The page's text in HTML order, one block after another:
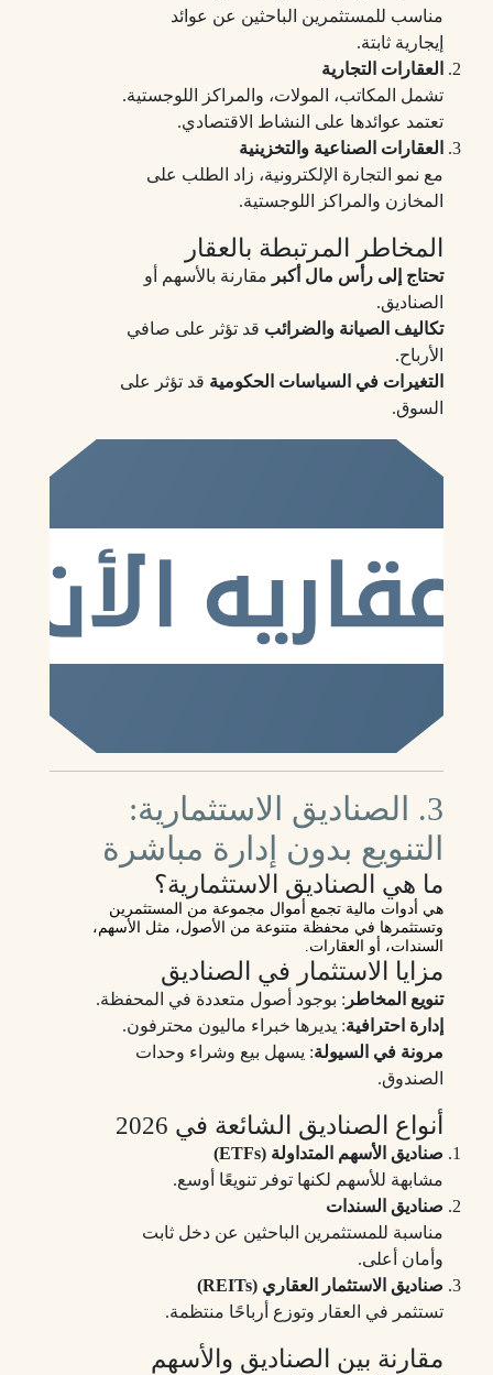
مناسب للمستثمرين الباحثين عن عوائد
إيجارية ثابتة.
العقارات التجارية
تشمل المكاتب، المولات، والمراكز اللوجستية.
تعتمد عوائدها على النشاط الاقتصادي.
العقارات الصناعية والتخزينية
مع نمو التجارة الإلكترونية، زاد الطلب على
المخازن والمراكز اللوجستية.
المخاطر المرتبطة بالعقار
تحتاج إلى رأس مال أكبر مقارنة بالأسهم أو
الصناديق.
تكاليف الصيانة والضرائب قد تؤثر على صافي
الأرباح.
التغيرات في السياسات الحكومية قد تؤثر على
السوق.
3. الصناديق الاستثمارية:
التنويع بدون إدارة مباشرة
ما هي الصناديق الاستثمارية؟
هي أدوات مالية تجمع أموال مجموعة من المستثمرين
وتستثمرها في محفظة متنوعة من الأصول، مثل الأسهم،
السندات، أو العقارات.
مزايا الاستثمار في الصناديق
تنويع المخاطر : بوجود أصول متعددة في المحفظة.
إدارة احترافية: يديرها خبراء ماليون محترفون.
مرونة في السيولة: يسهل بيع وشراء وحدات
الصندوق.
أنواع الصناديق الشائعة في 2026
صناديق الأسهم المتداولة (ETFs)
مشابهة للأسهم لكنها توفر تنويعًا أوسع.
صناديق السندات
مناسبة للمستثمرين الباحثين عن دخل ثابت
وأمان أعلى.
صناديق الاستثمار العقاري (REITs)
تستثمر في العقار وتوزع أرباحًا منتظمة.
مقارنة بين الصناديق والأسهم